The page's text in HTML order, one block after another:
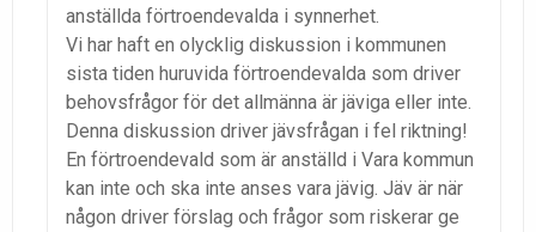
anställda förtroendevalda i synnerhet.
Vi har haft en olycklig diskussion i kommunen
sista tiden huruvida förtroendevalda som driver
behovsfrågor för det allmänna är jäviga eller inte.
Denna diskussion driver jävsfrågan i fel riktning!
En förtroendevald som är anställd i Vara kommun
kan inte och ska inte anses vara jävig. Jäv är när
någon driver förslag och frågor som riskerar ge